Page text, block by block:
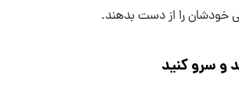
خودشان را از دست بدهند.
و سرو کنید